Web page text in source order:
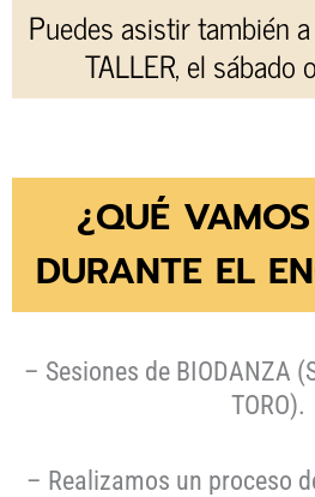
Puedes asistir también
TALLER, el sábado
¿QUÉ
DURANTE EL
– Sesiones de BIODANZA
TORO).
– Realizamos un proceso